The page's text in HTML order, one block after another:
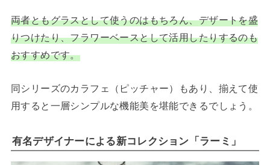
両者ともグラスとして使うのはもちろん、デザートを盛
りつけたり、フラワーベースとして活用したりするのも
おすすめです。
同シリーズのカラフェ（ピッチャー）もあり、揃えて使
用すると一層シンプルな機能美を堪能できるでしょう。
有名デザイナーによる新コレクション「ラーミ」